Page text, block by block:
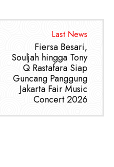
Last News
Fiersa Besari,
Souljah hingga Tony
Q Rastafara Siap
Guncang Panggung
Jakarta Fair Music
Concert 2026